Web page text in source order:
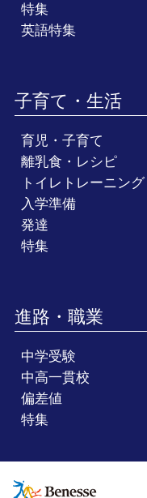
特集
英語特集
子育て・生活
育児・子育て
離乳食・レシピ
トイレトレーニング
入学準備
発達
特集
進路・職業
中学受験
中高一貫校
偏差値
特集